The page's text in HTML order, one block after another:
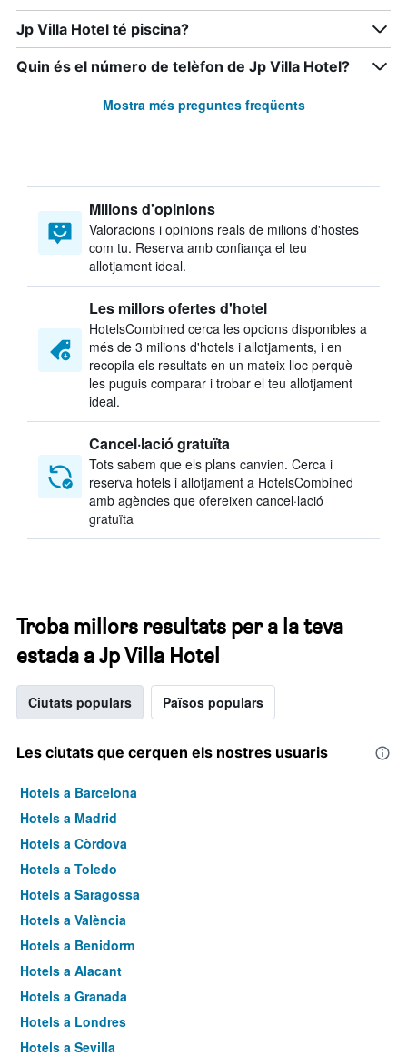
Jp Villa Hotel té piscina?
Quin és el número de telèfon de Jp Villa Hotel?
Mostra més preguntes freqüents
Milions d'opinions
Valoracions i opinions reals de milions d'hostes
com tu. Reserva amb confiança el teu
allotjament ideal.
Les millors ofertes d'hotel
HotelsCombined cerca les opcions disponibles a
més de 3 milions d'hotels i allotjaments, i en
recopila els resultats en un mateix lloc perquè
les puguis comparar i trobar el teu allotjament
ideal.
Cancel·lació gratuïta
Tots sabem que els plans canvien. Cerca i
reserva hotels i allotjament a HotelsCombined
amb agències que ofereixen cancel·lació
gratuïta
Troba millors resultats per a la teva
estada a Jp Villa Hotel
Ciutats populars Països populars
Les ciutats que cerquen els nostres usuaris
Hotels a Barcelona
Hotels a Madrid
Hotels a Còrdova
Hotels a Toledo
Hotels a Saragossa
Hotels a València
Hotels a Benidorm
Hotels a Alacant
Hotels a Granada
Hotels a Londres
Hotels a Sevilla